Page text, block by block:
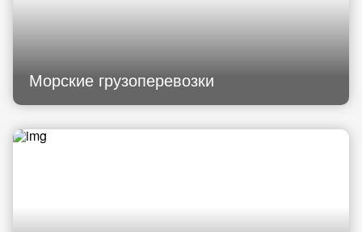
Морские грузоперевозки